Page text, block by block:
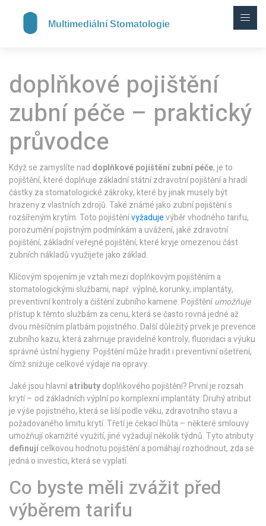
doplňkové pojištění
zubní péče – praktický
průvodce
Když se zamyslíte nad doplňkové pojištění zubní péče,je to
pojištění, které doplňuje základní státní zdravotní pojištění a hradí
částky za stomatologické zákroky, které by jinak musely být
hrazeny z vlastních zdrojů. Také známé jako zubní pojištění s
rozšířeným krytím. Toto pojištěnívyžadujevýběr vhodného tarifu,
porozumění pojistným podmínkám a uvážení, jaké zdravotní
pojištění, základní veřejné pojištění, které kryje omezenou část
zubních nákladůvyužijete jako základ.
Klíčovým spojením je vztah mezi doplňkovým pojištěním a
stomatologickými službami,např. výplně, korunky, implantáty,
preventivní kontroly a čištění zubního kamene. Pojištěníumožňuje
přístup k těmto službám za cenu, která se často rovná jedné až
dvou měsíčním platbám pojistného. Další důležitý prvek jeprevence
zubního kazu,která zahrnuje pravidelné kontroly, fluoridaci a výuku
správné ústní hygieny. Pojištění může hradit i preventivní ošetření,
čímž snižuje celkové výdaje na opravy.
Jaké jsou hlavníatributydoplňkového pojištění? První je rozsah
krytí – od základních výplní po komplexní implantáty. Druhý atribut
je výše pojistného, která se liší podle věku, zdravotního stavu a
požadovaného limitu krytí. Třetí je čekací lhůta – některé smlouvy
umožňují okamžité využití, jiné vyžadují několik týdnů. Tyto atributy
definujícelkovou hodnotu pojištění a pomáhají rozhodnout, zda se
jedná o investici, která se vyplatí.
Co byste měli zvážit před
výběrem tarifu